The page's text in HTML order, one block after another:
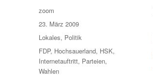
Autor
zoom
Veröffentlicht
am
23. März 2009
Kategorien
Lokales, Politik
Schlagwörter
FDP, Hochsauerland, HSK,
Internetauftritt, Parteien,
Wahlen